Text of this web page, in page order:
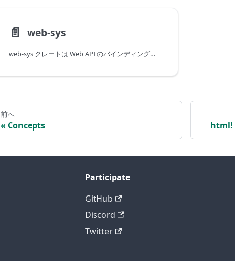
📄️ web-sys
web-sys クレートは Web API のバインディングを提供します。
前へ
Concepts html!
Participate
GitHub
Discord
Twitter